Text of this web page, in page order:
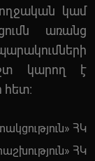
կամ
առանց
կարող է
հետ:
ՀԿ
ՀԿ